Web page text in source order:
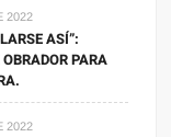
2022
ASÍ”:
PARA
2022